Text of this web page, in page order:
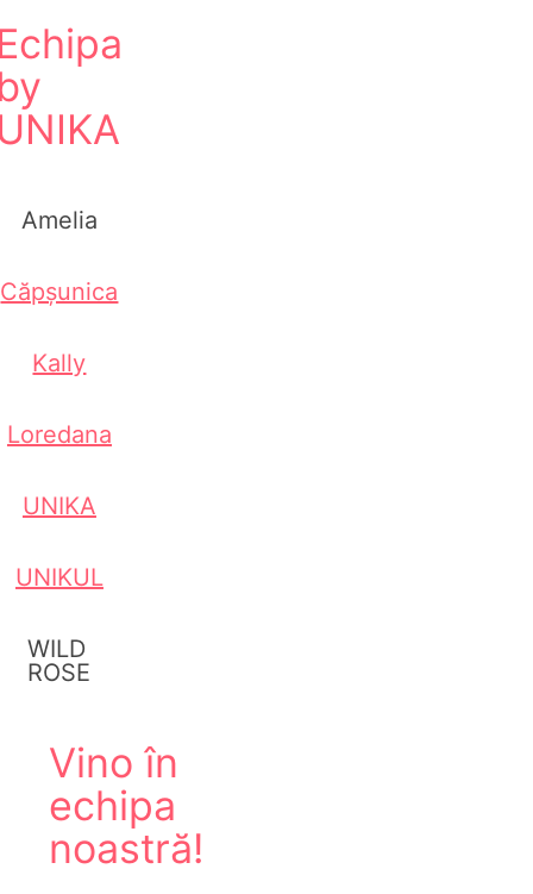
Amelia
Căpșunica
Kally
Loredana
UNIKA
UNIKUL
WILD
ROSE
Vino în
echipa
noastră!